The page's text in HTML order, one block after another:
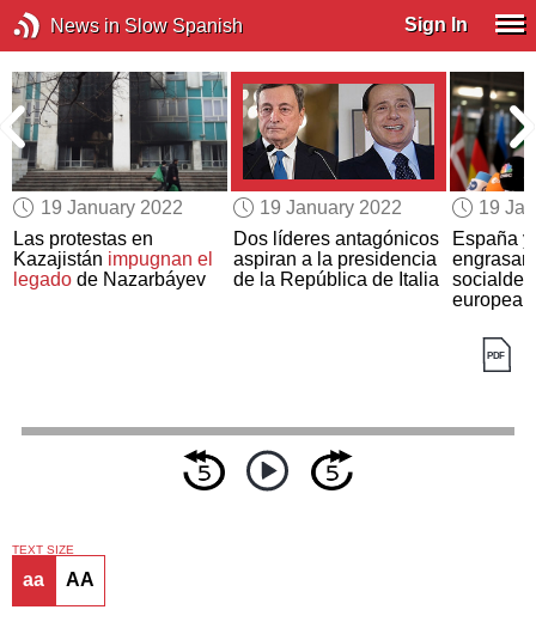
News in Slow Spanish Sign In
19 January 2022
Las protestas en
Kazajistán impugnan el
legado de Nazarbáyev
19 January 2022
Dos líderes antagónicos
aspiran a la presidencia
de la República de Italia
19
España
engrasan
europea
TEXT SIZE
aa AA